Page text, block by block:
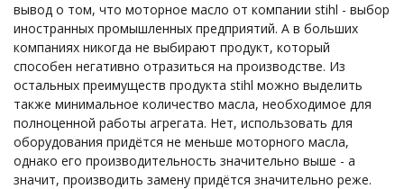
вывод о том, что моторное масло от компании stihl - выбор
иностранных промышленных предприятий. А в больших
компаниях никогда не выбирают продукт, который
способен негативно отразиться на производстве. Из
остальных преимуществ продукта stihl можно выделить
также минимальное количество масла, необходимое для
полноценной работы агрегата. Нет, использовать для
оборудования придётся не меньше моторного масла,
однако его производительность значительно выше - а
значит, производить замену придётся значительно реже.